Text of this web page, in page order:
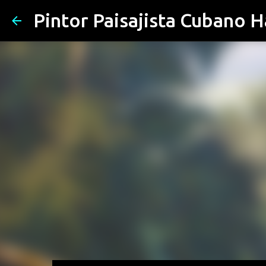
Pintor Paisajista Cubano